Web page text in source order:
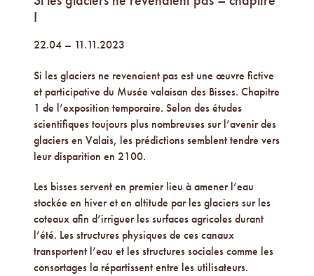
I
22.04 – 11.11.2023
Si les glaciers ne revenaient pas est une œuvre fictive
et participative du Musée valaisan des Bisses. Chapitre
1 de l’exposition temporaire. Selon des études
scientifiques toujours plus nombreuses sur l’avenir des
glaciers en Valais, les prédictions semblent tendre vers
leur disparition en 2100.
Les bisses servent en premier lieu à amener l’eau
stockée en hiver et en altitude par les glaciers sur les
coteaux afin d’irriguer les surfaces agricoles durant
l’été. Les structures physiques de ces canaux
transportent l’eau et les structures sociales comme les
consortages la répartissent entre les utilisateurs.